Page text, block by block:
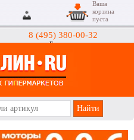
8 (495) 380-00-32
Гипермаркеты
Ваша
корзина
пуста